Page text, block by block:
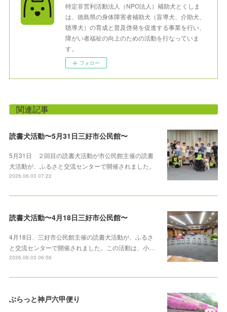
特定非営利活動法人（NPO法人）補助犬とくしま
は、徳島県の身体障害者補助犬（盲導犬、介助犬、
聴導犬）の育成と普及啓発を促進する事業を行い、
障がい者福祉の向上のための活動を行なっていま
す。
フォロー
関連記事
読書犬活動〜5月31日三好市公民館〜
5月31日 ２回目の読書犬活動が市公民館主催の読書
犬活動が、ふるさと交流センターで開催されました。
2026.06.03 07:22
読書犬活動〜4月18日三好市公民館〜
4月18日、三好市公民館主催の読書犬活動が、ふるさ
と交流センターで開催されました。この活動は、小…
2026.06.03 06:56
ぶらっと神戸六甲便り